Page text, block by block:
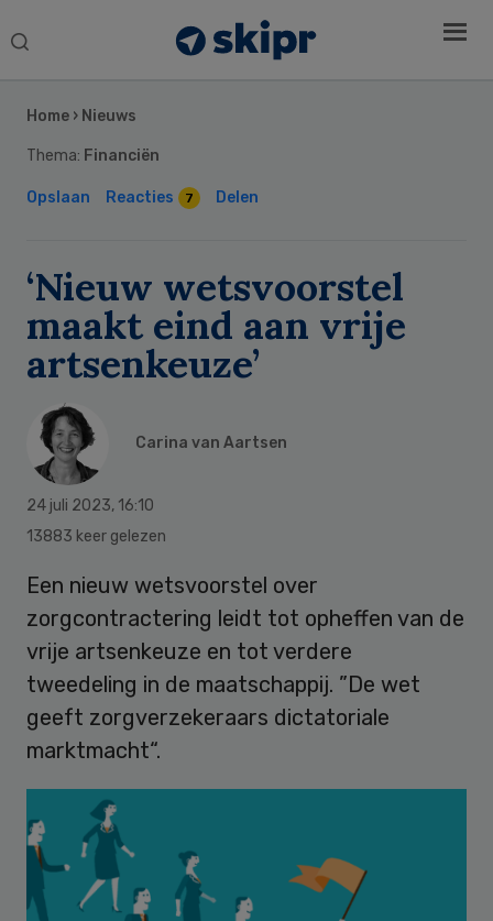
Search
Home › Nieuws
Thema: Financiën
Opslaan Reacties 7 Delen
‘Nieuw wetsvoorstel
maakt eind aan vrije
artsenkeuze’
Carina van Aartsen
24 juli 2023, 16:10
13883 keer gelezen
Een nieuw wetsvoorstel over
zorgcontractering leidt tot opheffen van de
vrije artsenkeuze en tot verdere
tweedeling in de maatschappij. ”De wet
geeft zorgverzekeraars dictatoriale
marktmacht“.
Sidebar